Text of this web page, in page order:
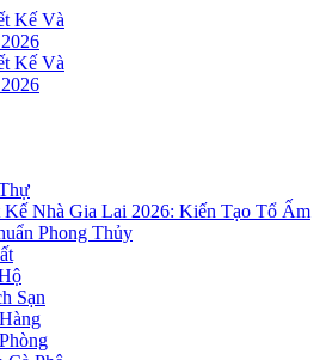
Nhà Gia Lai 2026: Kiến Tạo Tổ Ấm
Phong Thủy
Sạn